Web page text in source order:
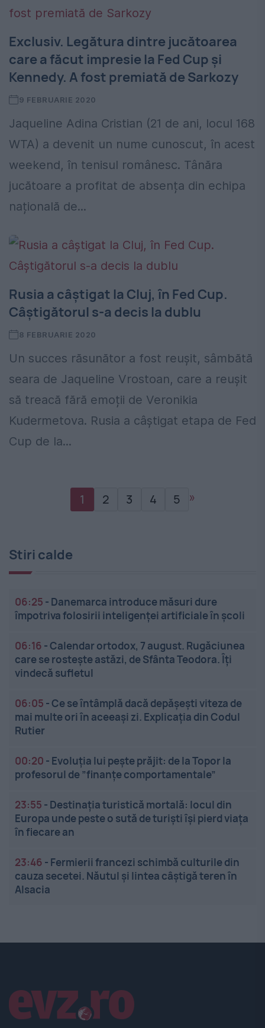
Exclusiv. Legătura dintre jucătoarea
care a făcut impresie la Fed Cup și
Kennedy. A fost premiată de Sarkozy
9 FEBRUARIE 2020
Jaqueline Adina Cristian (21 de ani, locul 168
WTA) a devenit un nume cunoscut, în acest
weekend, în tenisul românesc. Tânăra
jucătoare a profitat de absența din echipa
națională de...
Rusia a câștigat la Cluj, în Fed Cup.
Câștigătorul s-a decis la dublu
8 FEBRUARIE 2020
Un succes răsunător a fost reușit, sâmbătă
seara de Jaqueline Vrostoan, care a reușit
să treacă fără emoții de Veronikia
Kudermetova. Rusia a câștigat etapa de Fed
Cup de la...
1 2 3 4 5 »
Stiri calde
06:25 - Danemarca introduce măsuri dure
împotriva folosirii inteligenței artificiale în școli
06:16 -Calendar ortodox, 7 august. Rugăciunea
care se rostește astăzi, de Sfânta Teodora. Îți
vindecă sufletul
06:05 -Ce se întâmplă dacă depășești viteza de
mai multe ori în aceeași zi. Explicația din Codul
Rutier
00:20 - Evoluția lui pește prăjit: de la Topor la
profesorul de ”finanțe comportamentale”
23:55 - Destinația turistică mortală: locul din
Europa unde peste o sută de turiști își pierd viața
în fiecare an
23:46 - Fermierii francezi schimbă culturile din
cauza secetei. Năutul și lintea câștigă teren în
Alsacia
Linkuri utile